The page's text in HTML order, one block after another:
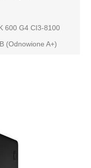
600 G4 CI3-8100
(Odnowione A+)